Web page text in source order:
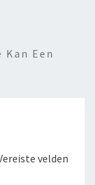
Een
velden